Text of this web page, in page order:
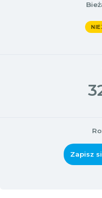
Zapisz